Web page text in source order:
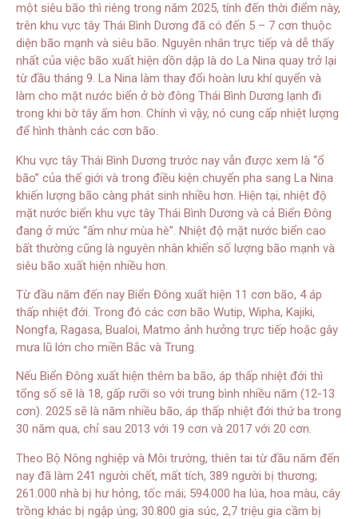
một siêu bão thì riêng trong năm 2025, tính đến thời điểm này,
trên khu vực tây Thái Bình Dương đã có đến 5 – 7 cơn thuộc
diện bão mạnh và siêu bão. Nguyên nhân trực tiếp và dễ thấy
nhất của việc bão xuất hiện dồn dập là do La Nina quay trở lại
từ đầu tháng 9. La Nina làm thay đổi hoàn lưu khí quyển và
làm cho mặt nước biển ở bờ đông Thái Bình Dương lạnh đi
trong khi bờ tây ấm hơn. Chính vì vậy, nó cung cấp nhiệt lượng
để hình thành các cơn bão.
Khu vực tây Thái Bình Dương trước nay vẫn được xem là “ổ
bão” của thế giới và trong điều kiện chuyển pha sang La Nina
khiến lượng bão càng phát sinh nhiều hơn. Hiện tại, nhiệt độ
mặt nước biển khu vực tây Thái Bình Dương và cả Biển Đông
đang ở mức “ấm như mùa hè”. Nhiệt độ mặt nước biển cao
bất thường cũng là nguyên nhân khiến số lượng bão mạnh và
siêu bão xuất hiện nhiều hơn.
Từ đầu năm đến nay Biển Đông xuất hiện 11 cơn bão, 4 áp
thấp nhiệt đới. Trong đó các cơn bão Wutip, Wipha, Kajiki,
Nongfa, Ragasa, Bualoi, Matmo ảnh hưởng trực tiếp hoặc gây
mưa lũ lớn cho miền Bắc và Trung.
Nếu Biển Đông xuất hiện thêm ba bão, áp thấp nhiệt đới thì
tổng số sẽ là 18, gấp rưỡi so với trung bình nhiều năm (12-13
cơn). 2025 sẽ là năm nhiều bão, áp thấp nhiệt đới thứ ba trong
30 năm qua, chỉ sau 2013 với 19 cơn và 2017 với 20 cơn.
Theo Bộ Nông nghiệp và Môi trường, thiên tai từ đầu năm đến
nay đã làm 241 người chết, mất tích, 389 người bị thương;
261.000 nhà bị hư hỏng, tốc mái; 594.000 ha lúa, hoa màu, cây
trồng khác bị ngập úng; 30.800 gia súc, 2,7 triệu gia cầm bị